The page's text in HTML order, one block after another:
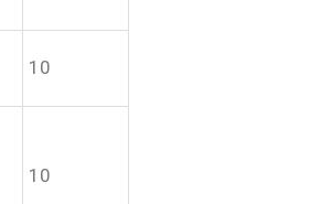
10
10